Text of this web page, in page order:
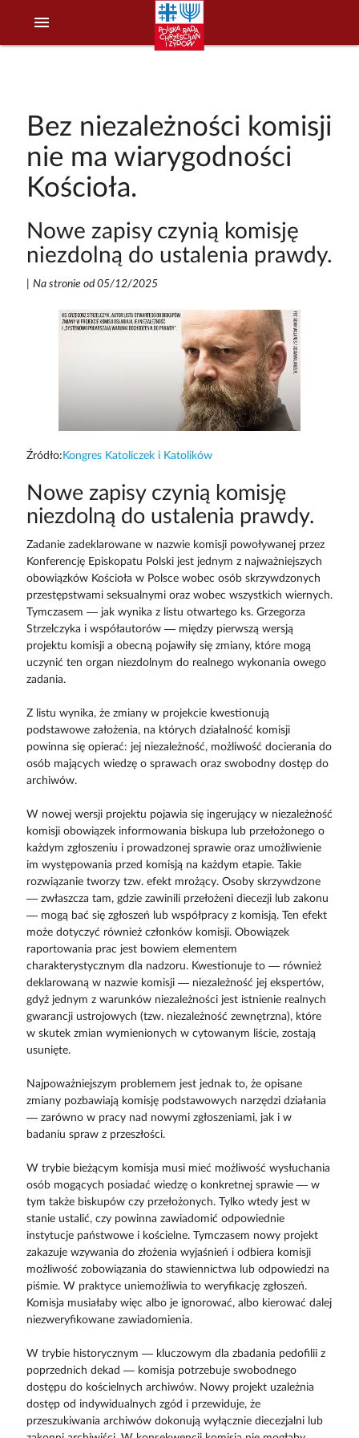
menu
Bez niezależności komisji
nie ma wiarygodności
Kościoła.
Nowe zapisy czynią komisję
niezdolną do ustalenia prawdy.
Na stronie od 05/12/2025
Źródło: Kongres Katoliczek i Katolików
Nowe zapisy czynią komisję
niezdolną do ustalenia prawdy.
Zadanie zadeklarowane w nazwie komisji powoływanej przez
Konferencję Episkopatu Polski jest jednym z najważniejszych
obowiązków Kościoła w Polsce wobec osób skrzywdzonych
przestępstwami seksualnymi oraz wobec wszystkich wiernych.
Tymczasem — jak wynika z listu otwartego ks. Grzegorza
Strzelczyka i współautorów — między pierwszą wersją
projektu komisji a obecną pojawiły się zmiany, które mogą
uczynić ten organ niezdolnym do realnego wykonania owego
zadania.
Z listu wynika, że zmiany w projekcie kwestionują
podstawowe założenia, na których działalność komisji
powinna się opierać: jej niezależność, możliwość docierania do
osób mających wiedzę o sprawach oraz swobodny dostęp do
archiwów.
W nowej wersji projektu pojawia się ingerujący w niezależność
komisji obowiązek informowania biskupa lub przełożonego o
każdym zgłoszeniu i prowadzonej sprawie oraz umożliwienie
im występowania przed komisją na każdym etapie. Takie
rozwiązanie tworzy tzw. efekt mrożący. Osoby skrzywdzone
— zwłaszcza tam, gdzie zawinili przełożeni diecezji lub zakonu
— mogą bać się zgłoszeń lub współpracy z komisją. Ten efekt
może dotyczyć również członków komisji. Obowiązek
raportowania prac jest bowiem elementem
charakterystycznym dla nadzoru. Kwestionuje to — również
deklarowaną w nazwie komisji — niezależność jej ekspertów,
gdyż jednym z warunków niezależności jest istnienie realnych
gwarancji ustrojowych (tzw. niezależność zewnętrzna), które
w skutek zmian wymienionych w cytowanym liście, zostają
usunięte.
Najpoważniejszym problemem jest jednak to, że opisane
zmiany pozbawiają komisję podstawowych narzędzi działania
— zarówno w pracy nad nowymi zgłoszeniami, jak i w
badaniu spraw z przeszłości.
W trybie bieżącym komisja musi mieć możliwość wysłuchania
osób mogących posiadać wiedzę o konkretnej sprawie — w
tym także biskupów czy przełożonych. Tylko wtedy jest w
stanie ustalić, czy powinna zawiadomić odpowiednie
instytucje państwowe i kościelne. Tymczasem nowy projekt
zakazuje wzywania do złożenia wyjaśnień i odbiera komisji
możliwość zobowiązania do stawiennictwa lub odpowiedzi na
piśmie. W praktyce uniemożliwia to weryfikację zgłoszeń.
Komisja musiałaby więc albo je ignorować, albo kierować dalej
niezweryfikowane zawiadomienia.
W trybie historycznym — kluczowym dla zbadania pedofilii z
poprzednich dekad — komisja potrzebuje swobodnego
dostępu do kościelnych archiwów. Nowy projekt uzależnia
dostęp od indywidualnych zgód i przewiduje, że
przeszukiwania archiwów dokonują wyłącznie diecezjalni lub